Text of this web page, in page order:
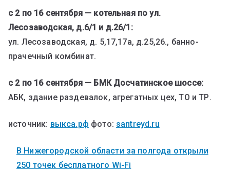
с 2 по 16 сентября — котельная по ул.
Лесозаводская, д.6/1 и д.26/1:
ул. Лесозаводская, д. 5,17,17а, д.25,26., банно-
прачечный комбинат.
с 2 по 16 сентября — БМК Досчатинское шоссе:
АБК, здание раздевалок, агрегатных цех, ТО и ТР.
источник: выкса.рф фото: santreyd.ru
В Нижегородской области за полгода открыли
250 точек бесплатного Wi-Fi